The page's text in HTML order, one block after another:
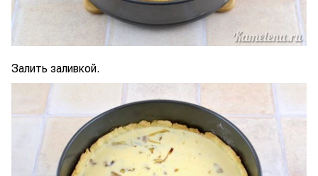
Залить заливкой.